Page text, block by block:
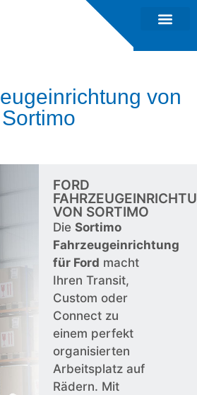
von
Sortimo
FORD
VON SORTIMO
Die Sortimo
Fahrzeugeinrichtung
für Ford macht
Ihren Transit,
Custom oder
Connect zu
einem perfekt
organisierten
Arbeitsplatz auf
Rädern. Mit